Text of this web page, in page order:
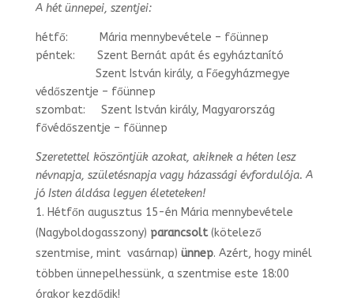
A hét ünnepei, szentjei:
hétfő: Mária mennybevétele – főünnep
péntek: Szent Bernát apát és egyháztanító
Szent István király, a Főegyházmegye
védőszentje – főünnep
szombat: Szent István király, Magyarország
fővédőszentje – főünnep
Szeretettel köszöntjük azokat, akiknek a héten lesz
névnapja, születésnapja vagy házassági évfordulója. A
jó Isten áldása legyen életeteken!
Hétfőn augusztus 15-én Mária mennybevétele
(Nagyboldogasszony) parancsolt(kötelező
szentmise, mint vasárnap) ünnep. Azért, hogy minél
többen ünnepelhessünk, a szentmise este 18:00
órakor kezdődik!